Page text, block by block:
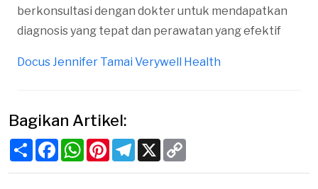
berkonsultasi dengan dokter untuk mendapatkan
diagnosis yang tepat dan perawatan yang efektif​
DocusJennifer Tamai Verywell Health
Bagikan Artikel:
ShareFacebookWhatsApp
PinterestTelegram
X